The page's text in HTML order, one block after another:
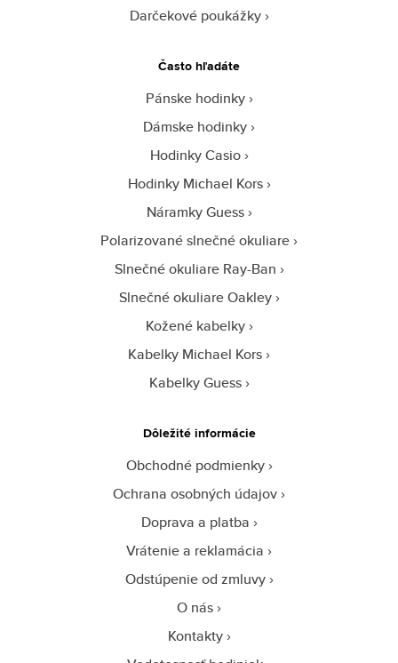
Darčekové poukážky
Často hľadáte
Pánske hodinky
Dámske hodinky
Hodinky Casio
Hodinky Michael Kors
Náramky Guess
Polarizované slnečné okuliare
Slnečné okuliare Ray-Ban
Slnečné okuliare Oakley
Kožené kabelky
Kabelky Michael Kors
Kabelky Guess
Dôležité informácie
Obchodné podmienky
Ochrana osobných údajov
Doprava a platba
Vrátenie a reklamácia
Odstúpenie od zmluvy
O nás
Kontakty